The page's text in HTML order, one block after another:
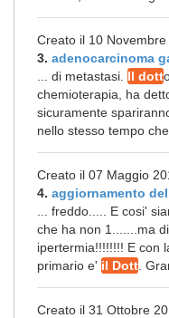
Creato il 10 Novembre
3. adenocarcinoma
... di metastasi. Il dott
chemioterapia, ha
sicuramente
nello stesso tempo
Creato il 07 Maggio
4. aggiornamento
... freddo..... E cosi'
che ha non 1.......ma
ipertermia!!!!!!!! E con
primario e' il Dott .
Creato il 31 Ottobre